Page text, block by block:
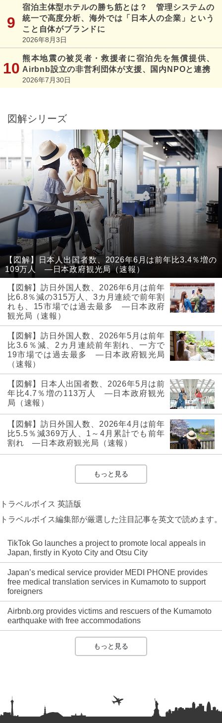
宿泊主体型ホテルの勝ち筋とは？ 管理システムの
統一で高度分析、海外では「日本人の企業」という
こと自体がブランドに
2026年8月3日
熊本地震の被災者・救援者に宿泊先を無償提供、
Airbnb設立の非営利団体が支援、国内NPOと連携
2026年7月30日
図解シリーズ
【図解】日本人出国者数、2026年6月は前年比3.4％増の
109万人 ―日本政府観光局（速報）
【図解】訪日外国人数、2026年6月は前年
比6.8％減の315万人、3カ月連続で前年割
れも、15市場では過去最多 ―日本政府
観光局（速報）
【図解】訪日外国人数、2026年5月は前年
比3.6％減、2カ月連続前年割れ、一方で
19市場では過去最多 ―日本政府観光局
（速報）
【図解】日本人出国者数、2026年5月は前
年比4.7％増の113万人 ―日本政府観光
局（速報）
【図解】訪日外国人数、2026年4月は前年
比5.5％減369万人、1～4月累計でも前年
割れ ―日本政府観光局（速報）
もっと見る
トラベルボイス 英語版
トラベルボイス編集部が厳選した注目記事を英文で読めます。
TikTok Go launches a project to promote local appeals in
Japan, firstly in Kyoto City and Otsu City
Japan’s medical service provider MEDI PHONE provides
free medical translation services in Kumamoto to support
foreigners
Airbnb.org provides victims and rescuers of the Kumamoto
earthquake with free accommodations
もっと見る